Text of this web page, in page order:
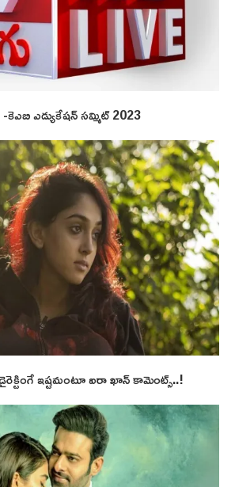
కెఎబి ఎడ్యుకేషన్ సమ్మిట్ 2023
ఇష్టమంటూ ఐరా ఖాన్ కామెంట్స్..!